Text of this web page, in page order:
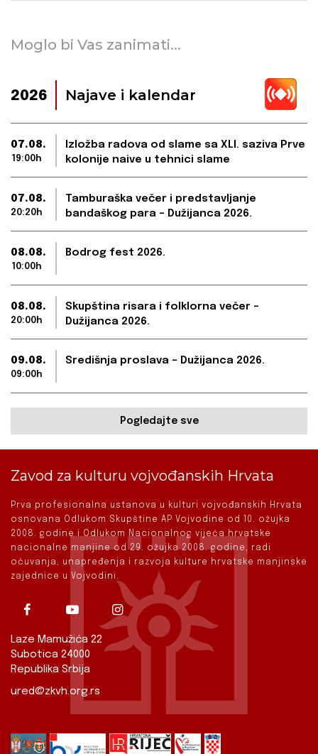
Moglo bi Vas zanimati...
2026 Najave i kalendar
07.08.
19:00h
Izložba radova od slame sa XLI. saziva Prve
kolonije naive u tehnici slame
07.08.
20:20h
Tamburaška večer i predstavljanje
bandaškog para – Dužijanca 2026.
08.08.
10:00h
Bodrog fest 2026.
08.08.
20:00h
Skupština risara i folklorna večer –
Dužijanca 2026.
09.08.
09:00h
Središnja proslava – Dužijanca 2026.
Pogledajte sve
Zavod za kulturu vojvođanskih Hrvata
Prva profesionalna ustanova u kulturi vojvođanskih Hrvata
osnovana Odlukom Skupštine AP Vojvodine od 10. ožujka
2008. godine i Odlukom Nacionalnog vijeća hrvatske
nacionalne manjine od 29. ožujka 2008. godine, radi
očuvanja, unapređenja i razvoja kulture hrvatske manjinske
zajednice u Vojvodini.
Laze Mamužića 22
Subotica 24000
Republika Srbija
ured@zkvh.org.rs